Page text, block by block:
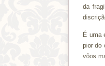
da
É uma
pior do
vôos